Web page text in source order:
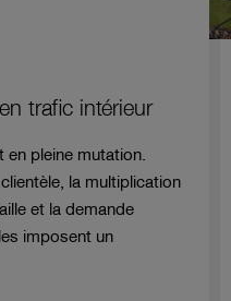
trafic intérieur
en pleine mutation.
la multiplication
et la demande
imposent un